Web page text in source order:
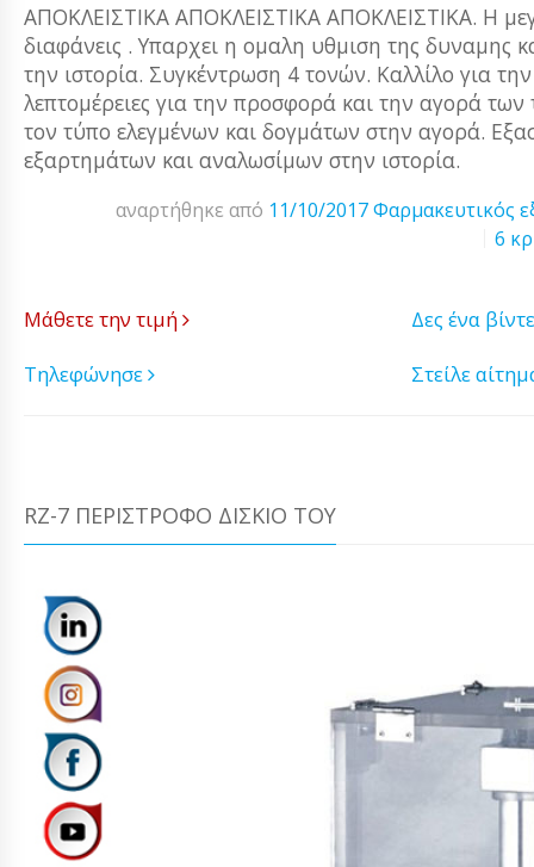
ΑΠΟΚΛΕΙΣΤΙΚΑ ΑΠΟΚΛΕΙΣΤΙΚΑ ΑΠΟΚΛΕΙΣΤΙΚΑ. Η
διαφάνεις . Υπαρχει η ομαλη υθμιση της δυναμης
την ιστορία. Συγκέντρωση 4 τονών. Καλλίλο για
λεπτομέρειες για την προσφορά και την αγορά
τον τύπο ελεγμένων και δογμάτων στην αγορά.
εξαρτημάτων και αναλωσίμων στην ιστορία.
αναρτήθηκε από 11/10/2017 Φαρμακευτικός
6
Μάθετε την τιμή
Δες ένα
Τηλεφώνησε
Στείλε
RZ-7 ΠΕΡΊΣΤΡΟΦΟ ΔΊΣΚΙΟ ΤΟΥ